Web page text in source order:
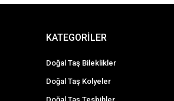
KATEGORİLER
Doğal Taş Bileklikler
Doğal Taş Kolyeler